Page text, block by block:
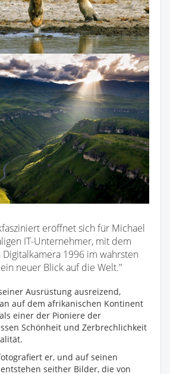
eröffnet sich für Michael
IT-Unternehmer, mit dem
1996 im wahrsten
neuer Blick auf die Welt."
Ausrüstung ausreizend,
auf dem afrikanischen Kontinent
einer der Pioniere der
Schönheit und Zerbrechlichkeit
er, und auf seinen
seither Bilder, die von